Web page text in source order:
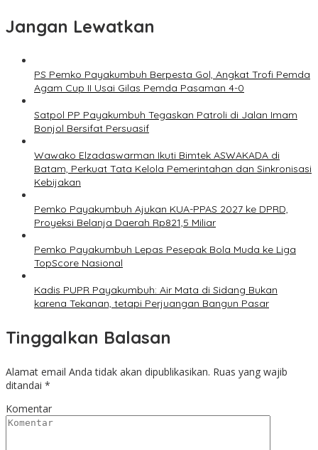
Jangan Lewatkan
PS Pemko Payakumbuh Berpesta Gol, Angkat Trofi Pemda
Agam Cup II Usai Gilas Pemda Pasaman 4-0
Satpol PP Payakumbuh Tegaskan Patroli di Jalan Imam
Bonjol Bersifat Persuasif
Wawako Elzadaswarman Ikuti Bimtek ASWAKADA di
Batam, Perkuat Tata Kelola Pemerintahan dan Sinkronisasi
Kebijakan
Pemko Payakumbuh Ajukan KUA-PPAS 2027 ke DPRD,
Proyeksi Belanja Daerah Rp821,5 Miliar
Pemko Payakumbuh Lepas Pesepak Bola Muda ke Liga
TopScore Nasional
Kadis PUPR Payakumbuh: Air Mata di Sidang Bukan
karena Tekanan, tetapi Perjuangan Bangun Pasar
Tinggalkan Balasan
Alamat email Anda tidak akan dipublikasikan. Ruas yang wajib
ditandai *
Komentar